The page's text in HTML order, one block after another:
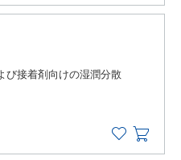
び接着剤向けの湿潤分散